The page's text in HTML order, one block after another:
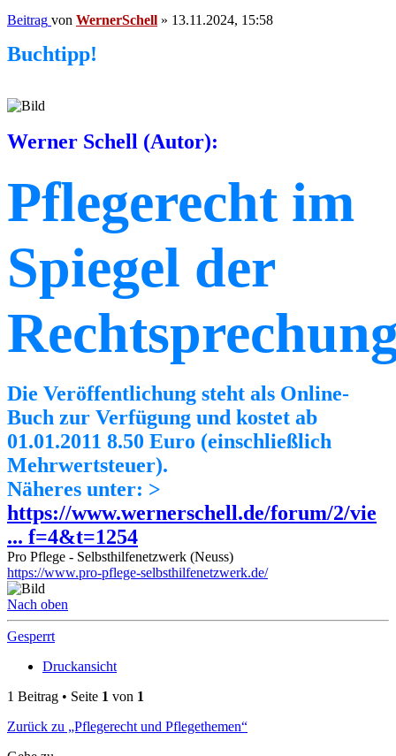
Beitrag von WernerSchell » 13.11.2024, 15:58
Buchtipp!
Werner Schell (Autor):
Pflegerecht im
Spiegel der
Die Veröffentlichung steht als Online-
Buch zur Verfügung und kostet ab
01.01.2011 8.50 Euro (einschließlich
Mehrwertsteuer).
Näheres unter: >
https://www.wernerschell.de/forum/2/vie
... f=4&t=1254
Pro Pflege - Selbsthilfenetzwerk (Neuss)
https://www.pro-pflege-selbsthilfenetzwerk.de/
Nach oben
Gesperrt
Druckansicht
1 Beitrag • Seite 1 von 1
Zurück zu „Pflegerecht und Pflegethemen“